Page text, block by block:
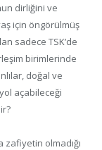
dirliğini ve
için öngörülmüş
sadece TSK’de
birimlerinde
doğal ve
açabileceği
olmadığı